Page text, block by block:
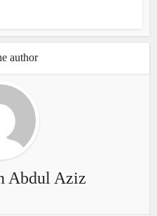
author
Abdul Aziz